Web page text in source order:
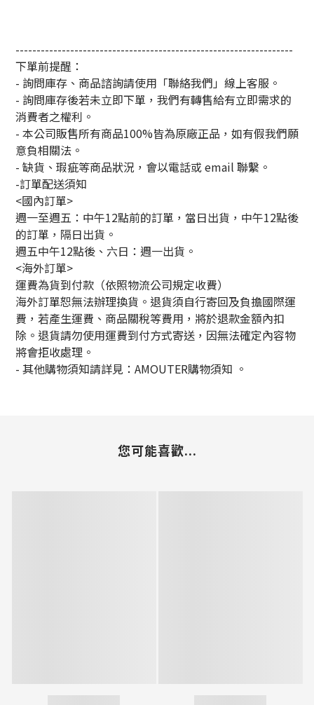
------------------------------------------------------------------
下單前提醒：
- 詢問庫存、商品諮詢請使用「聯絡我們」線上客服。
- 詢問庫存後若未立即下單，我們有轉售給有立即需求的
消費者之權利。
- 本公司販售所有商品100%皆為原廠正品，如有假我們願
意負相關法。
- 缺貨、瑕疵等商品狀況，會以電話或 email 聯繫。
-訂單配送須知
<國內訂單>
週一至週五：中午12點前的訂單，當日出貨，中午12點後
的訂單，隔日出貨。
週五中午12點後、六日：週一出貨。
<海外訂單>
運費為貨到付款（依照物流公司規定收費）
海外訂單恕無法辦理換貨。退貨須自行寄回及負擔國際運
費，若產生運費、商品關稅等費用，將於退款金額內扣
除。退貨請勿使用運費到付方式寄送，因無法確定內容物
將會拒收處理。
- 其他購物須知請詳見： AMOUTER購物須知 。
您可能喜歡...